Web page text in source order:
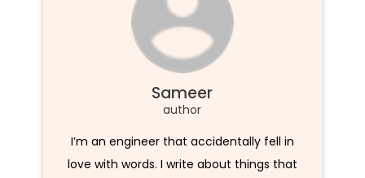
Sameer
author
I’m an engineer that accidentally fell in
love with words. I write about things that